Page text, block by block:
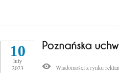
10
luty
2023
Wiadomości z rynku